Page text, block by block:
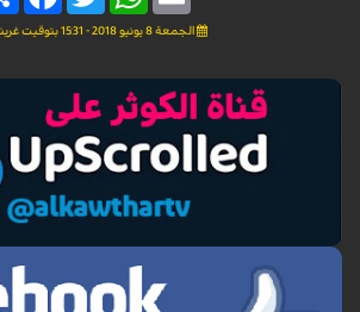
الجمعة 8 يونيو 2018 - 15:31 بتوقيت غرينتش